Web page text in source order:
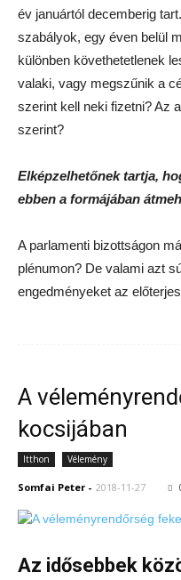
év januártól decemberig
szabályok, egy éven belül
különben követhetetlenek
valaki, vagy megszűnik a
szerint kell neki fizetni? Az
szerint?
Elképzelhetőnek tartja,
ebben a formájában
A parlamenti bizottságon
plénumon? De valami azt
engedményeket az
A
kocsijában
Itthon Vélemény
Somfai Peter - 2018-11-27
Az idősebbek